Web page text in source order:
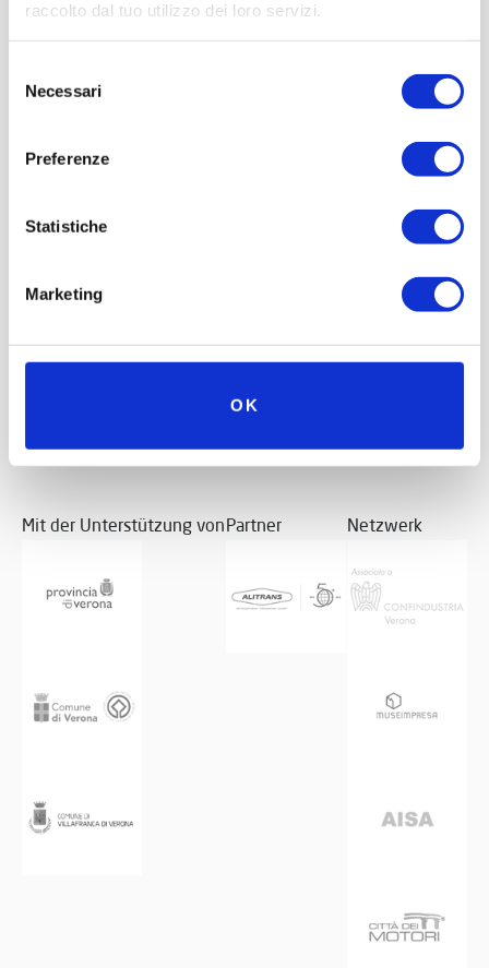
raccolto dal tuo utilizzo dei loro servizi.
delNecessari
Preferenze
Statistiche
Marketing
OK
Mit der Unterstützung vonPartner Netzwerk